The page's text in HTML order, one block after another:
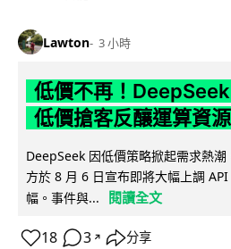
Lawton 3 小時
低價不再！
低價搶客反釀運算資
DeepSeek 因低價策略掀起需求熱
方於 8 月 6 日宣布即將大幅上調
幅。事件與...
閱讀全文
18 3 ↗ 分享